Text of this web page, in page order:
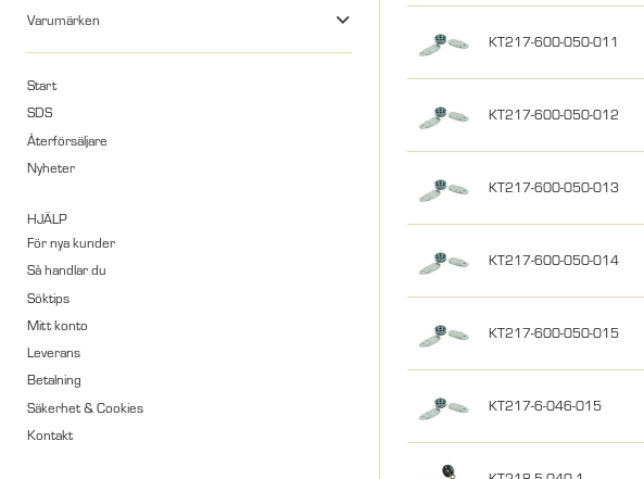
Varumärken
Start
SDS
Återförsäljare
Nyheter
HJÄLP
För nya kunder
Så handlar du
Söktips
Mitt konto
Leverans
Betalning
Säkerhet & Cookies
Kontakt
KT217-600-050-011
KT217-600-050-012
KT217-600-050-013
KT217-600-050-014
KT217-600-050-015
KT217-6-046-015